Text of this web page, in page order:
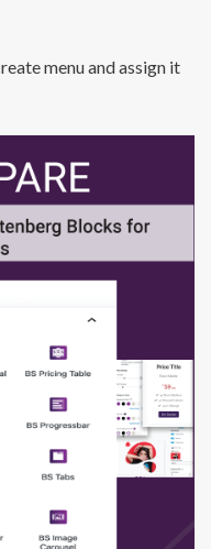
menu and assign it